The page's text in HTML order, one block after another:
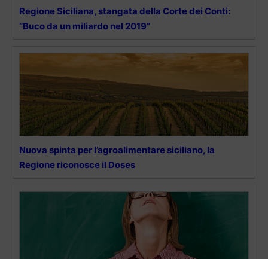
Regione Siciliana, stangata della Corte dei Conti:
“Buco da un miliardo nel 2019”
Nuova spinta per l’agroalimentare siciliano, la
Regione riconosce il Doses